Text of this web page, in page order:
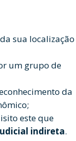
sua localização
um grupo de
da
este que
indireta.